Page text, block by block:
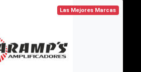
Las Mejores Marcas